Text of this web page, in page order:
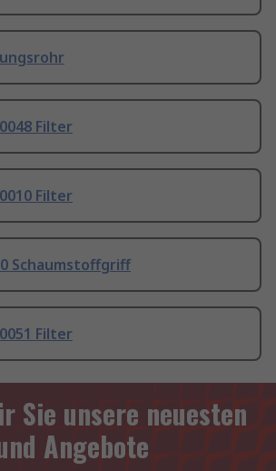
Filter
Filter
Schaumstoffgriff
Filter
Sie unsere neuesten
Angebote